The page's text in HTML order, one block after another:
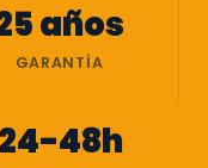
años
GARANTÍA
24-48h